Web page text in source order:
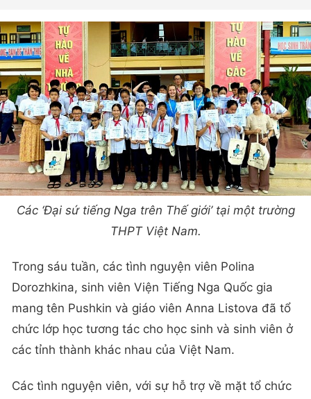
Các ‘Đại sứ tiếng Nga trên Thế giới’ tại một trường
THPT Việt Nam.
Trong sáu tuần, các tình nguyện viên Polina
Dorozhkina, sinh viên Viện Tiếng Nga Quốc gia
mang tên Pushkin và giáo viên Anna Listova đã tổ
chức lớp học tương tác cho học sinh và sinh viên ở
các tỉnh thành khác nhau của Việt Nam.
Các tình nguyện viên, với sự hỗ trợ về mặt tổ chức